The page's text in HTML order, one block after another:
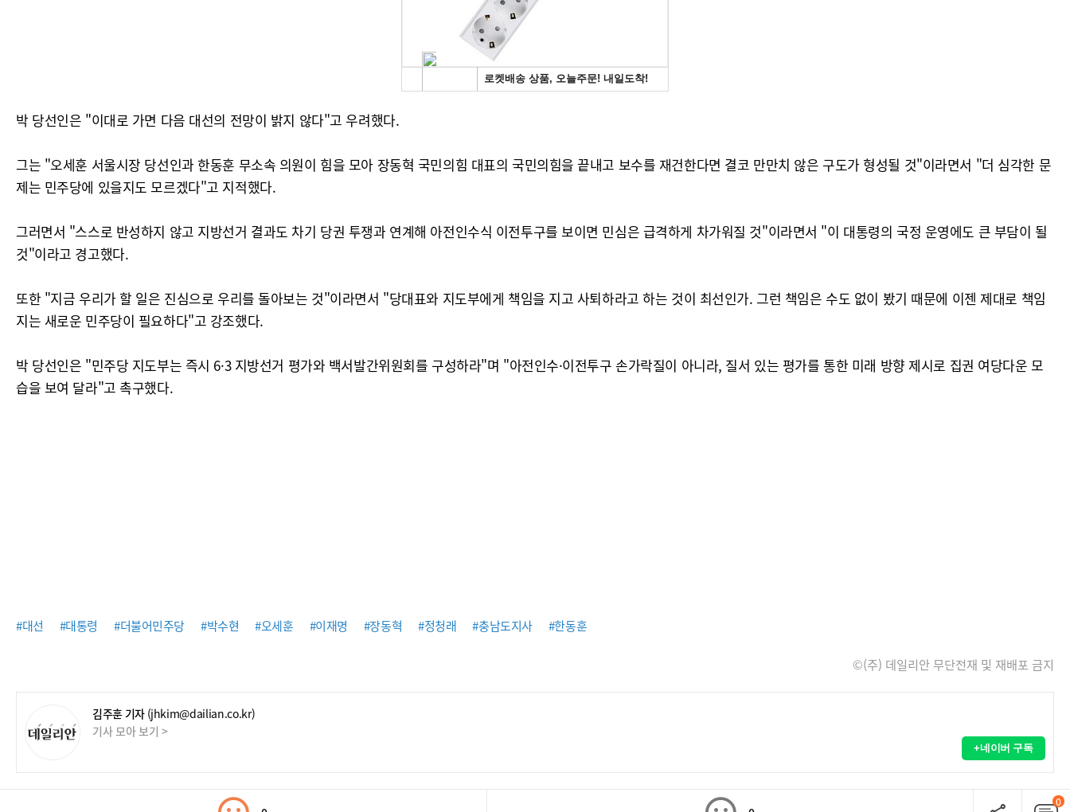
박 당선인은 "이대로 가면 다음 대선의 전망이 밝지 않다"고 우려했다.
그는 "오세훈 서울시장 당선인과 한동훈 무소속 의원이 힘을 모아 장동혁 국민의힘 대표의 국민의힘을 끝내고 보수를 재건한다면 결코 만만치 않은 구도가 형성될 것"이라면서 "더 심각한 문
제는 민주당에 있을지도 모르겠다"고 지적했다.
그러면서 "스스로 반성하지 않고 지방선거 결과도 차기 당권 투쟁과 연계해 아전인수식 이전투구를 보이면 민심은 급격하게 차가워질 것"이라면서 "이 대통령의 국정 운영에도 큰 부담이 될
것"이라고 경고했다.
또한 "지금 우리가 할 일은 진심으로 우리를 돌아보는 것"이라면서 "당대표와 지도부에게 책임을 지고 사퇴하라고 하는 것이 최선인가. 그런 책임은 수도 없이 봤기 때문에 이젠 제대로 책임
지는 새로운 민주당이 필요하다"고 강조했다.
박 당선인은 "민주당 지도부는 즉시 6·3 지방선거 평가와 백서발간위원회를 구성하라"며 "아전인수·이전투구 손가락질이 아니라, 질서 있는 평가를 통한 미래 방향 제시로 집권 여당다운 모
습을 보여 달라"고 촉구했다.
#대선 #대통령 #더불어민주당 #박수현 #오세훈 #이재명 #장동혁 #정청래 #충남도지사 #한동훈
©(주) 데일리안 무단전재 및 재배포 금지
김주훈 기자 (jhkim@dailian.co.kr)
기사 모아 보기 >
+네이버 구독
0